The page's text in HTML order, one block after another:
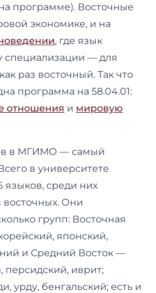
программе). Восточные
экономике, и на
, где язык
специализации — для
раз восточный. Так что
программа на 58.04.01:
отношения и мировую
в МГИМО — самый
в университете
языков, среди них
восточных. Они
групп: Восточная
японский,
и Средний Восток —
персидский, иврит;
урду, бенгальский; есть и